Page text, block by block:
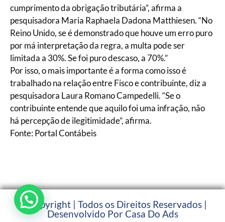
cumprimento da obrigação tributária”, afirma a
pesquisadora Maria Raphaela Dadona Matthiesen. “No
Reino Unido, se é demonstrado que houve um erro puro
por má interpretação da regra, a multa pode ser
limitada a 30%. Se foi puro descaso, a 70%.”
Por isso, o mais importante é a forma como isso é
trabalhado na relação entre Fisco e contribuinte, diz a
pesquisadora Laura Romano Campedelli. “Se o
contribuinte entende que aquilo foi uma infração, não
há percepção de ilegitimidade”, afirma.
Fonte: Portal Contábeis
© Copyright | Todos os Direitos Reservados |
Desenvolvido Por Casa Do Ads